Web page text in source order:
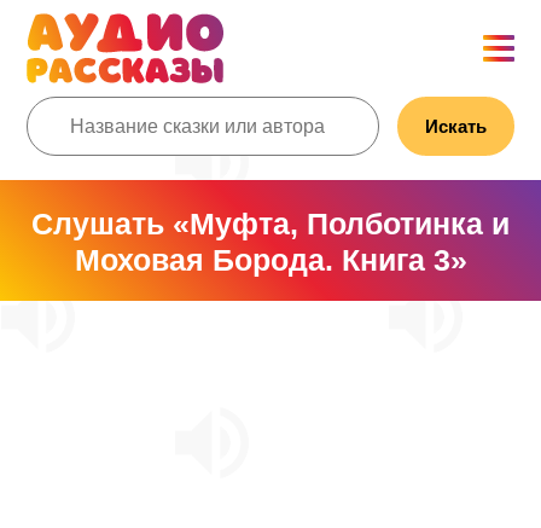
Искать
Слушать «Муфта, Полботинка и
Моховая Борода. Книга 3»